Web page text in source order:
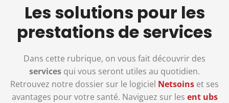
Les solutions pour les
prestations de services
Dans cette rubrique, on vous fait découvrir des
services qui vous seront utiles au quotidien.
Retrouvez notre dossier sur le logiciel Netsoins et ses
avantages pour votre santé. Naviguez sur les ent ubs